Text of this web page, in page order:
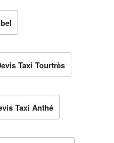
Taxi Tourtrès
Taxi Anthé